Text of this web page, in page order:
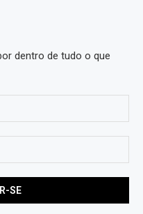
dentro de tudo o que